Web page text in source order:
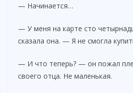
— Начинается…
— У меня на карте сто
сказала она. — Я не смогла
— И что теперь? — он пожал
своего отца. Не маленькая.